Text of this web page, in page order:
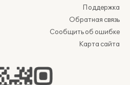
Поддержка
Обратная связь
Сообщить об ошибке
Карта сайта